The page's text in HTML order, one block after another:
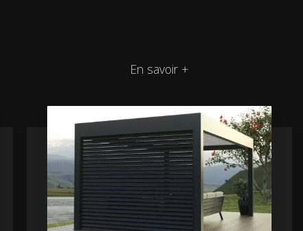
En savoir +